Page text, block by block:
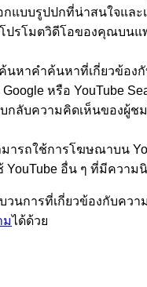
แบบรูปปกที่น่าสนใจและ
รโมตวิดีโอของคุณบนแพ
นหาคำค้นหาที่เกี่ยวข้อง
หรือ YouTube
ลับความคิดเห็นของผู้ช
รถใช้การโฆษณาบน
YouTube อื่น ๆ ที่มีคว
บวนการที่เกี่ยวข้องกับค
มได้ด้วย